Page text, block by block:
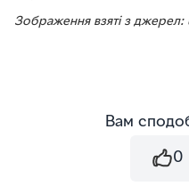
Зображення взяті з
Вам
0